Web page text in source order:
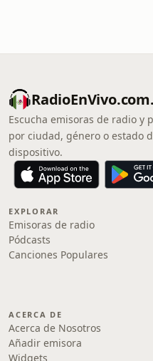
Escucha emisoras de radio y
por ciudad, género o estado
dispositivo.
EXPLORAR
Emisoras de radio
Pódcasts
Canciones Populares
ACERCA DE
Acerca de Nosotros
Añadir emisora
Widgets